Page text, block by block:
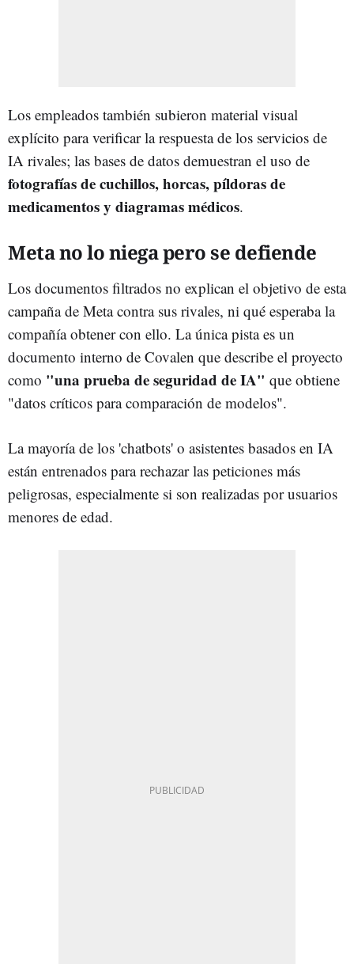
Los empleados también subieron material visual
explícito para verificar la respuesta de los servicios de
IA rivales; las bases de datos demuestran el uso de
fotografías de cuchillos, horcas, píldoras de
medicamentos y diagramas médicos.
Meta no lo niega pero se defiende
Los documentos filtrados no explican el objetivo de esta
campaña de Meta contra sus rivales, ni qué esperaba la
compañía obtener con ello. La única pista es un
documento interno de Covalen que describe el proyecto
como "una prueba de seguridad de IA" que obtiene
"datos críticos para comparación de modelos".
La mayoría de los 'chatbots' o asistentes basados en IA
están entrenados para rechazar las peticiones más
peligrosas, especialmente si son realizadas por usuarios
menores de edad.